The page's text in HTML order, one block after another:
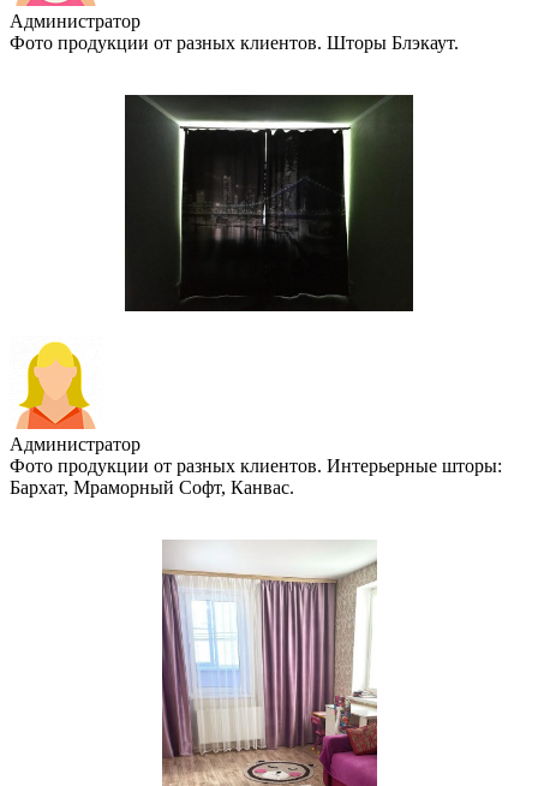
Администратор
Фото продукции от разных клиентов. Шторы Блэкаут.
Администратор
Фото продукции от разных клиентов. Интерьерные шторы:
Бархат, Мраморный Софт, Канвас.